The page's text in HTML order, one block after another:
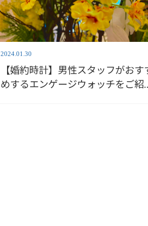
2024.01.30
【婚約時計】男性スタッフがおす
めするエンゲージウォッチをご紹